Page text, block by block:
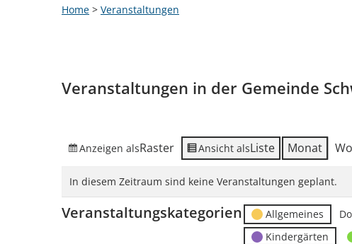
Home > Veranstaltungen
Veranstaltungen in der Gemeinde
Anzeigen alsRaster Ansicht alsListe Monat
In diesem Zeitraum sind keine Veranstaltungen geplant.
Veranstaltungskategorien Allgemeines
Kindergärten